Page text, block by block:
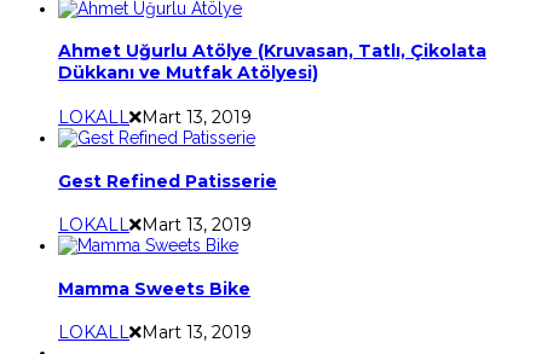
Ahmet Uğurlu Atölye (Kruvasan, Tatlı, Çikolata
Dükkanı ve Mutfak Atölyesi)
LOKALL Mart 13, 2019
Gest Refined Patisserie
LOKALL Mart 13, 2019
Mamma Sweets Bike
LOKALL Mart 13, 2019